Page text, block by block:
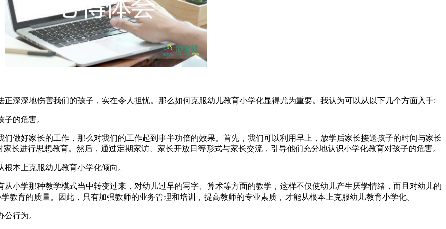
深深地伤害我们的孩子，实在令人担忧。那么如何克服幼儿教育小学化显得尤为重要。我认为可以从以下几个方面入手:
的危害。
做好家长的工作，那么对我们的工作起到事半功倍的效果。首先，我们可以利用早上，放学后家长接送孩子的时间与家长
长进行思想教育。然后，通过定期家访、家长开放日等形式与家长交流，引导他们充分地认识小学化教育对孩子的危害。
本上克服幼儿教育小学化倾向。
小学那种教学模式当中转变过来，对幼儿过早的写字、算术等方面的教学，这样不仅使幼儿产生厌学情绪，而且对幼儿的
教育的质量。因此，只有加强教师的业务管理和培训，提高教师的专业素质，才能从根本上克服幼儿教育小学化。
行为。